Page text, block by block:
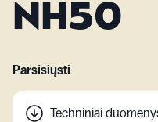
NH50
Parsisiųsti
Techniniai